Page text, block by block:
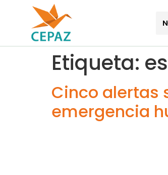
Etiqueta:
Cinco alertas
emergencia